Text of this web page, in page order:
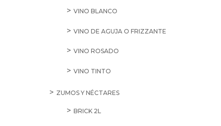
VINO BLANCO
VINO DE AGUJA O FRIZZANTE
VINO ROSADO
VINO TINTO
ZUMOS Y NÉCTARES
BRICK 2L